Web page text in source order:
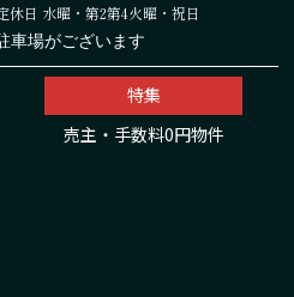
休日 水曜・第2第4火曜・祝日
車場がございます
特集
売主・手数料0円物件